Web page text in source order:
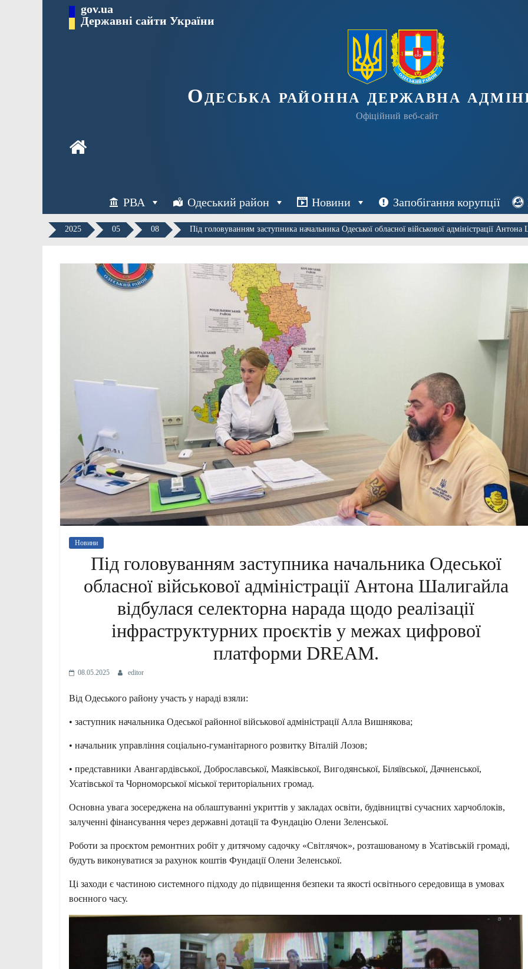
Перейти gov.ua
Державні сайти України
Одеська районна державна
Офіційний веб-сайт
РВА Одеський район Новини Запобігання корупції
2025 05 08 Під головуванням заступника начальника Одеської обласної військової адміністрації
Новини
Під головуванням заступника начальника Одеської
обласної військової адміністрації Антона Шалигайла
відбулася селекторна нарада щодо реалізації
інфраструктурних проєктів у межах цифрової
платформи DREAM.
08.05.2025 editor
Від Одеського району участь у нараді взяли:
• заступник начальника Одеської районної військової адміністрації Алла Вишнякова;
• начальник управління соціально-гуманітарного розвитку Віталій Лозов;
• представники Авангардівської, Доброславської, Маяківської, Вигодянської, Біляївської, Дачненської,
Усатівської та Чорноморської міської територіальних громад.
Основна увага зосереджена на облаштуванні укриттів у закладах освіти, будівництві сучасних харчоблоків,
залученні фінансування через державні дотації та Фундацію Олени Зеленської.
Роботи за проєктом ремонтних робіт у дитячому садочку «Світлячок», розташованому в Усатівській громаді,
будуть виконуватися за рахунок коштів Фундації Олени Зеленської.
Ці заходи є частиною системного підходу до підвищення безпеки та якості освітнього середовища в умовах
воєнного часу.